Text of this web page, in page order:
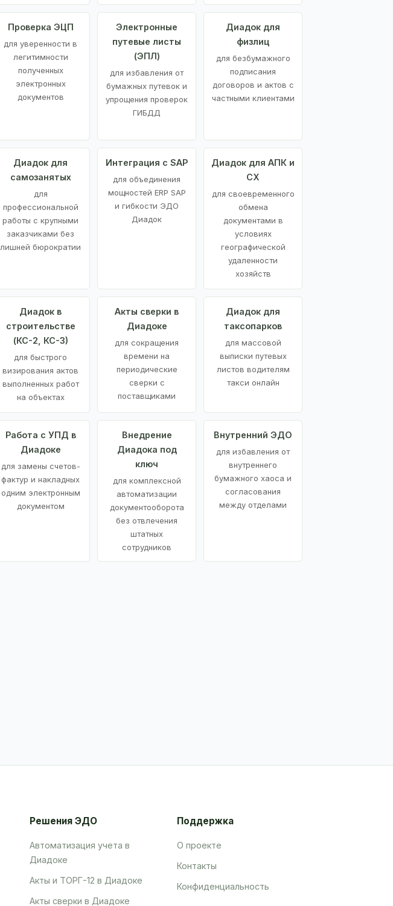
Проверка ЭЦП
для уверенности в
легитимности
полученных
электронных
документов
Электронные
путевые листы
(ЭПЛ)
для избавления от
бумажных путевок и
упрощения проверок
ГИБДД
Диадок для
физлиц
для безбумажного
подписания
договоров и актов с
частными клиентами
Диадок для
самозанятых
для
профессиональной
работы с крупными
заказчиками без
лишней бюрократии
Интеграция с SAP
для объединения
мощностей ERP SAP
и гибкости ЭДО
Диадок
Диадок для АПК и
СХ
для своевременного
обмена
документами в
условиях
географической
удаленности
хозяйств
Диадок в
строительстве
(КС-2, КС-3)
для быстрого
визирования актов
выполненных работ
на объектах
Акты сверки в
Диадоке
для сокращения
времени на
периодические
сверки с
поставщиками
Диадок для
таксопарков
для массовой
выписки путевых
листов водителям
такси онлайн
Работа с УПД в
Диадоке
для замены счетов-
фактур и накладных
одним электронным
документом
Внедрение
Диадока под
ключ
для комплексной
автоматизации
документооборота
без отвлечения
штатных
сотрудников
Внутренний ЭДО
для избавления от
внутреннего
бумажного хаоса и
согласования
между отделами
Решения ЭДО
Автоматизация учета в
Диадоке
Акты и ТОРГ-12 в Диадоке
Акты сверки в Диадоке
Поддержка
О проекте
Контакты
Конфиденциальность